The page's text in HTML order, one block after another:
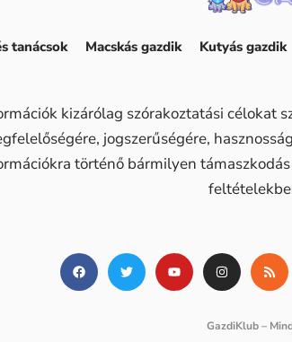
tanácsok Macskás gazdik Kutyás gazdik
kizárólag szórakoztatási
jogszerűségére,
történő bármilyen
GazdiKlub –